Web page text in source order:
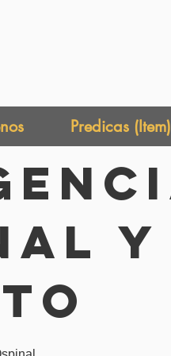
y
Predicas (Item)